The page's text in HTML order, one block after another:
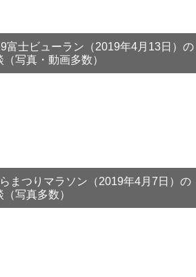
富士ビューラン（2019年4月13日）の
写真・動画多数）
まつりマラソン（2019年4月7日）の
写真多数）